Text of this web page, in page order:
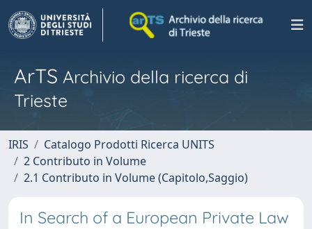
ArTS Archivio della ricerca di
Trieste
IRIS
Catalogo Prodotti Ricerca UNITS
2 Contributo in Volume
2.1 Contributo in Volume (Capitolo,Saggio)
In Search of a European Private Law